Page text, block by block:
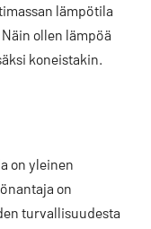
lämpötila
ollen lämpöä
koneistakin.
on yleinen
on
turvallisuudesta